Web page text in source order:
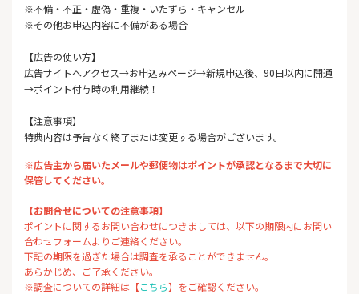
※不備・不正・虚偽・重複・いたずら・キャンセル
※その他お申込内容に不備がある場合
【広告の使い方】
広告サイトへアクセス→お申込みページ→新規申込後、90日以内に開通
→ポイント付与時の利用継続！
【注意事項】
特典内容は予告なく終了または変更する場合がございます。
※広告主から届いたメールや郵便物はポイントが承認となるまで大切に
保管してください。
【お問合せについての注意事項】
ポイントに関するお問い合わせにつきましては、以下の期限内にお問い
合わせフォームよりご連絡ください。
下記の期限を過ぎた場合は調査を承ることができません。
あらかじめ、ご了承ください。
※調査についての詳細は【こちら】をご確認ください。